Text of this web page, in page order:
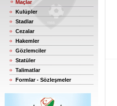
Maçlar
Kulüpler
Stadlar
Cezalar
Hakemler
Gözlemciler
Statüler
Talimatlar
Formlar - Sözleşmeler